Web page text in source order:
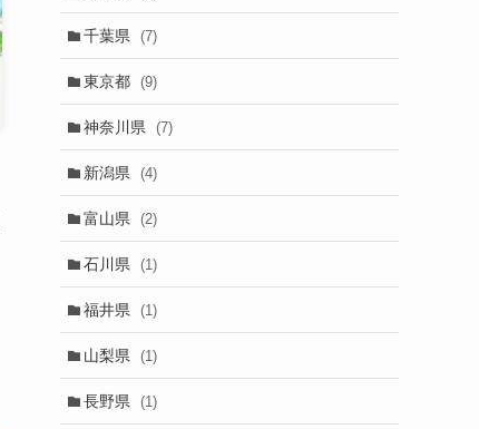
千葉県 (7)
東京都 (9)
神奈川県 (7)
新潟県 (4)
富山県 (2)
石川県 (1)
福井県 (1)
山梨県 (1)
長野県 (1)